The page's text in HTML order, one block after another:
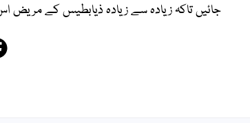
جائیں تاکہ زیادہ سے زیادہ ذیابطیس کے مریض